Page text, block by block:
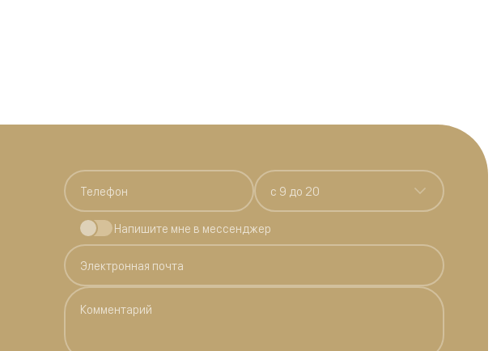
c 9 до 20
Напишите мне в мессенджер